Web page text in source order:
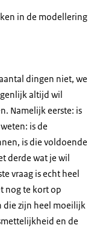
in de modellering
dingen niet, we
altijd wil
Namelijk eerste: is
is de
is die voldoende
derde wat je wil
vraag is echt heel
nog te kort op
die zijn heel moeilijk
en de